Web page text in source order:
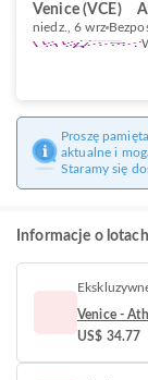
Venice (VCE)
niedz., 6 wrz
Proszę
aktualne i
Staramy się
Informacje o
Venice -
US$ 34.77